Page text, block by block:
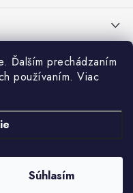
Ďalším prechádzaním
používaním. Viac
Súhlasím
práva vyhradené.